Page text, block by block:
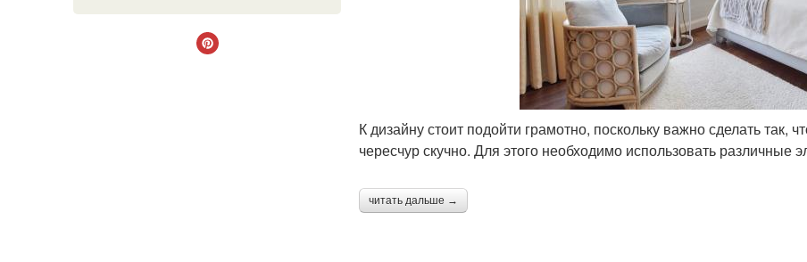
К дизайну стоит подойти грамотно, поскольку важно сделать так,
чересчур скучно. Для этого необходимо использовать различные
читать дальше →